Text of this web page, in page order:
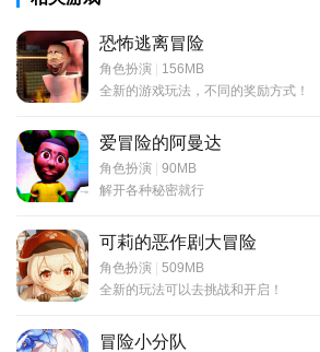
恐怖逃离冒险
角色扮演 | 156MB
全新的游戏玩法，不同的奖励方式！
爱冒险的阿曼达
角色扮演 | 90MB
解开各种秘密就行
可莉的恶作剧大冒险
角色扮演 | 509MB
全新的玩法可以去挑战和开启！
冒险小分队